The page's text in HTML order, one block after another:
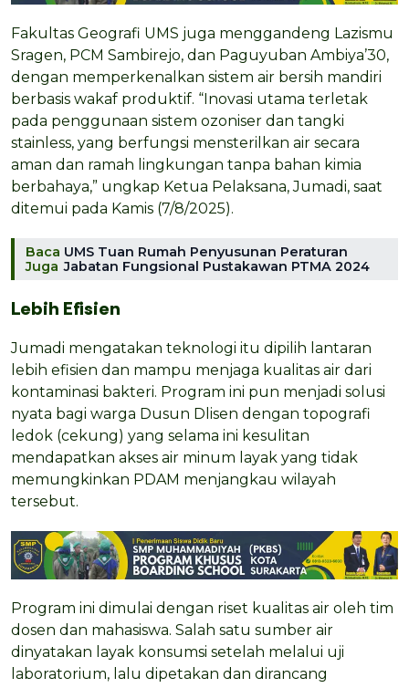
Fakultas Geografi UMS juga menggandeng Lazismu
Sragen, PCM Sambirejo, dan Paguyuban Ambiya’30,
dengan memperkenalkan sistem air bersih mandiri
berbasis wakaf produktif. “Inovasi utama terletak
pada penggunaan sistem ozoniser dan tangki
stainless, yang berfungsi mensterilkan air secara
aman dan ramah lingkungan tanpa bahan kimia
berbahaya,” ungkap Ketua Pelaksana, Jumadi, saat
ditemui pada Kamis (7/8/2025).
Baca
Juga
UMS Tuan Rumah Penyusunan Peraturan
Jabatan Fungsional Pustakawan PTMA 2024
Lebih Efisien
Jumadi mengatakan teknologi itu dipilih lantaran
lebih efisien dan mampu menjaga kualitas air dari
kontaminasi bakteri. Program ini pun menjadi solusi
nyata bagi warga Dusun Dlisen dengan topografi
ledok (cekung) yang selama ini kesulitan
mendapatkan akses air minum layak yang tidak
memungkinkan PDAM menjangkau wilayah
tersebut.
Program ini dimulai dengan riset kualitas air oleh tim
dosen dan mahasiswa. Salah satu sumber air
dinyatakan layak konsumsi setelah melalui uji
laboratorium, lalu dipetakan dan dirancang